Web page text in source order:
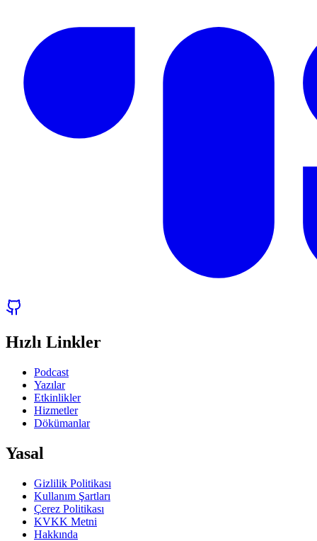
Hızlı Linkler
Podcast
Yazılar
Etkinlikler
Hizmetler
Dökümanlar
Yasal
Gizlilik Politikası
Kullanım Şartları
Çerez Politikası
KVKK Metni
Hakkında